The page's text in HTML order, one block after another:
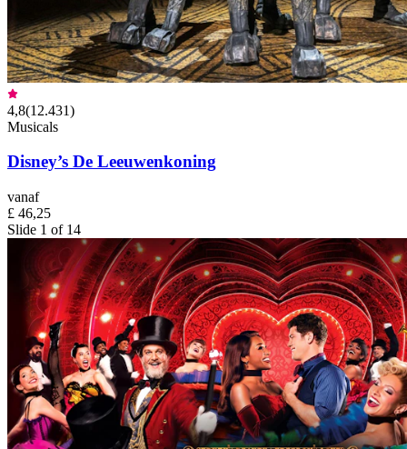
4,8(12.431)
Musicals
Disney’s De Leeuwenkoning
vanaf
£ 46,25
Slide 1 of 14